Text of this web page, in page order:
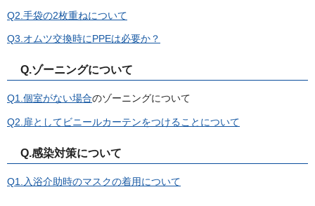
Q2.手袋の2枚重ねについて
Q3.オムツ交換時にPPEは必要か？
Q.ゾーニングについて
Q1.個室がない場合のゾーニングについて
Q2.扉としてビニールカーテンをつけることについて
Q.感染対策について
Q1.入浴介助時のマスクの着用について